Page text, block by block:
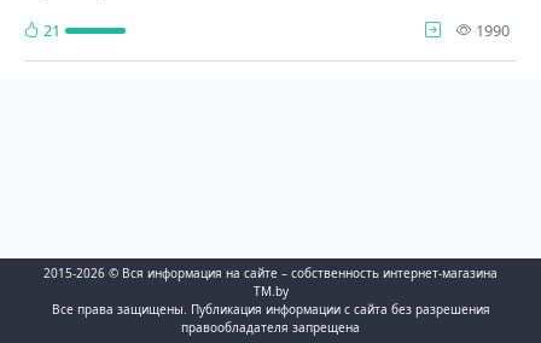
21 1990
2015-2026 © Вся информация на сайте – собственность интернет-магазина
TM.by
Все права защищены. Публикация информации с сайта без разрешения
правообладателя запрещена